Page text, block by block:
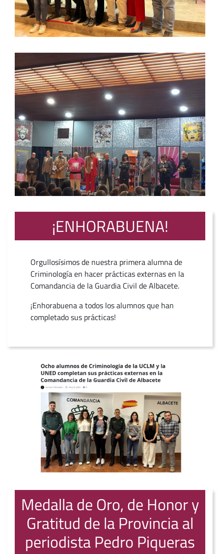
¡ENHORABUENA!
Orgullosísimos de nuestra primera alumna de
Criminología en hacer prácticas externas en la
Comandancia de la Guardia Civil de Albacete.
¡Enhorabuena a todos los alumnos que han
completado sus prácticas!
Medalla de Oro, de Honor y
Gratitud de la Provincia al
periodista Pedro Piqueras